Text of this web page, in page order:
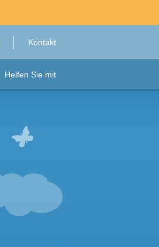
Helfen Sie mit
Kontakt